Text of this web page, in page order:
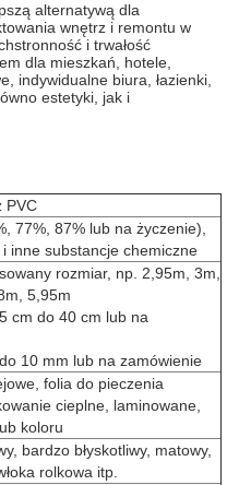
alternatywą dla
wnętrz i remontu w
i trwałość
dla mieszkań, hotele,
indywidualne biura, łazienki,
estetyki, jak i
PVC
77%, 87% lub na życzenie),
inne substancje chemiczne
rozmiar, np. 2,95m, 3m,
5,95m
cm do 40 cm lub na
10 mm lub na zamówienie
folia do pieczenia
cieplne, laminowane,
koloru
bardzo błyskotliwy, matowy,
rolkowa itp.